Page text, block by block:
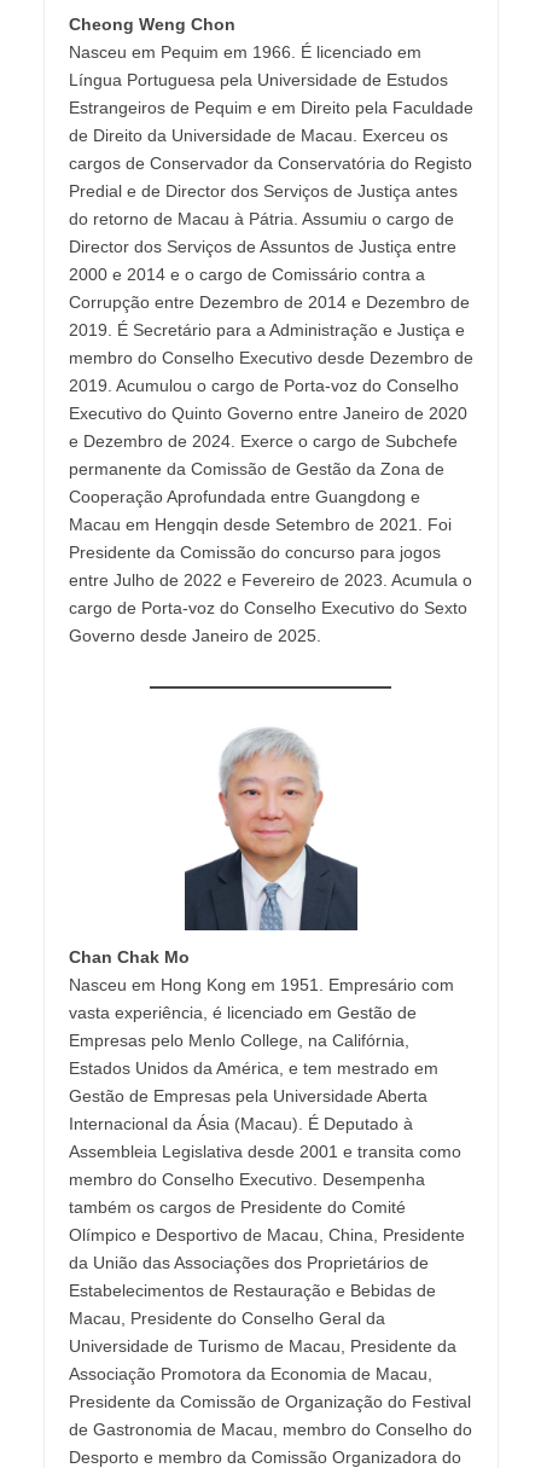
Cheong Weng Chon
Nasceu em Pequim em 1966. É licenciado em
Língua Portuguesa pela Universidade de Estudos
Estrangeiros de Pequim e em Direito pela Faculdade
de Direito da Universidade de Macau. Exerceu os
cargos de Conservador da Conservatória do Registo
Predial e de Director dos Serviços de Justiça antes
do retorno de Macau à Pátria. Assumiu o cargo de
Director dos Serviços de Assuntos de Justiça entre
2000 e 2014 e o cargo de Comissário contra a
Corrupção entre Dezembro de 2014 e Dezembro de
2019. É Secretário para a Administração e Justiça e
membro do Conselho Executivo desde Dezembro de
2019. Acumulou o cargo de Porta-voz do Conselho
Executivo do Quinto Governo entre Janeiro de 2020
e Dezembro de 2024. Exerce o cargo de Subchefe
permanente da Comissão de Gestão da Zona de
Cooperação Aprofundada entre Guangdong e
Macau em Hengqin desde Setembro de 2021. Foi
Presidente da Comissão do concurso para jogos
entre Julho de 2022 e Fevereiro de 2023. Acumula o
cargo de Porta-voz do Conselho Executivo do Sexto
Governo desde Janeiro de 2025.
Chan Chak Mo
Nasceu em Hong Kong em 1951. Empresário com
vasta experiência, é licenciado em Gestão de
Empresas pelo Menlo College, na Califórnia,
Estados Unidos da América, e tem mestrado em
Gestão de Empresas pela Universidade Aberta
Internacional da Ásia (Macau). É Deputado à
Assembleia Legislativa desde 2001 e transita como
membro do Conselho Executivo. Desempenha
também os cargos de Presidente do Comité
Olímpico e Desportivo de Macau, China, Presidente
da União das Associações dos Proprietários de
Estabelecimentos de Restauração e Bebidas de
Macau, Presidente do Conselho Geral da
Universidade de Turismo de Macau, Presidente da
Associação Promotora da Economia de Macau,
Presidente da Comissão de Organização do Festival
de Gastronomia de Macau, membro do Conselho do
Desporto e membro da Comissão Organizadora do